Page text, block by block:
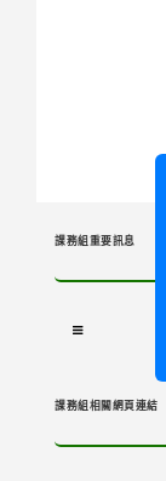
課務組重要訊息
課務組相關網頁連結